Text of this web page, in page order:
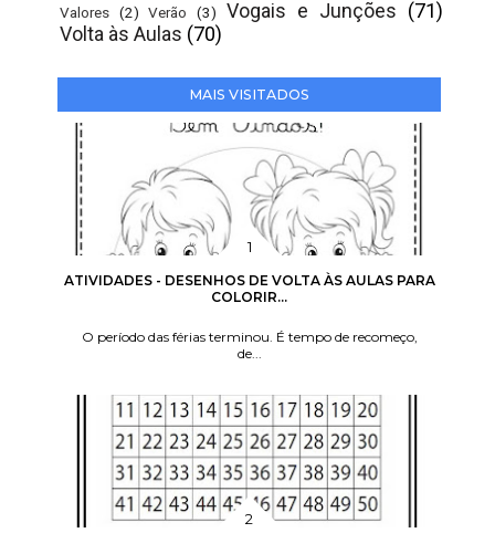
Valores (2) Verão (3) Vogais e Junções (71)
Volta às Aulas (70)
MAIS VISITADOS
ATIVIDADES - DESENHOS DE VOLTA ÀS AULAS PARA
COLORIR...
O período das férias terminou. É tempo de recomeço,
de...